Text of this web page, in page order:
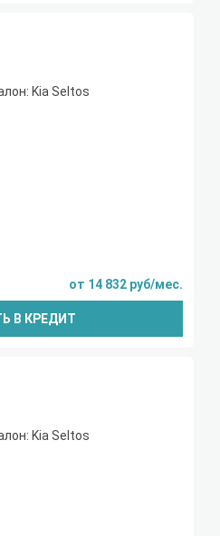
от 14 832 руб/мес.
В КРЕДИТ